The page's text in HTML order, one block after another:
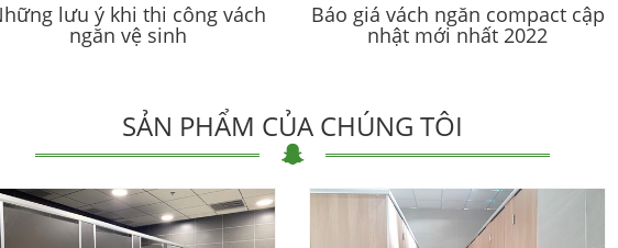
lưu ý khi thi công vách
ngăn vệ sinh
Báo giá vách ngăn compact cập
nhật mới nhất 2022
SẢN PHẨM CỦA CHÚNG TÔI